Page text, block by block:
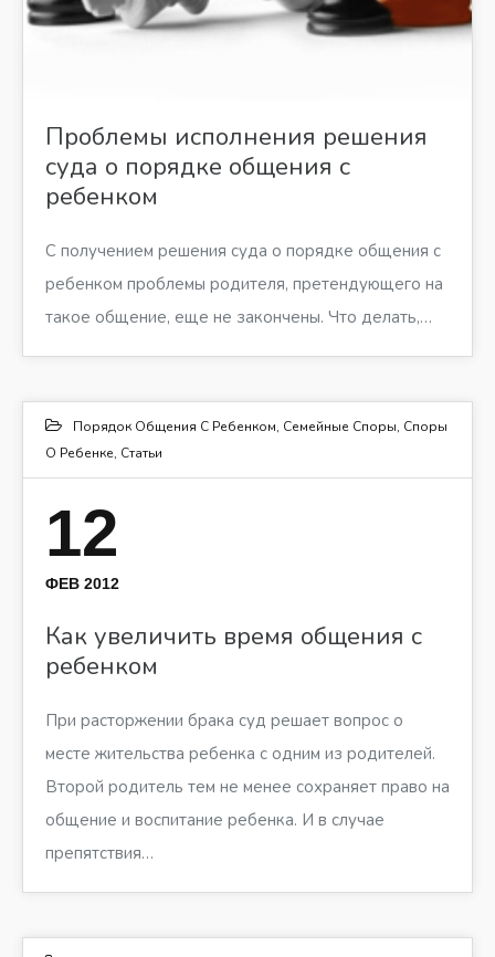
Проблемы исполнения решения
суда о порядке общения с
ребенком
С получением решения суда о порядке общения с
ребенком проблемы родителя, претендующего на
такое общение, еще не закончены. Что делать,…
Порядок Общения С Ребенком, Семейные Споры, Споры
О Ребенке, Статьи
12
ФЕВ 2012
Как увеличить время общения с
ребенком
При расторжении брака суд решает вопрос о
месте жительства ребенка с одним из родителей.
Второй родитель тем не менее сохраняет право на
общение и воспитание ребенка. И в случае
препятствия…